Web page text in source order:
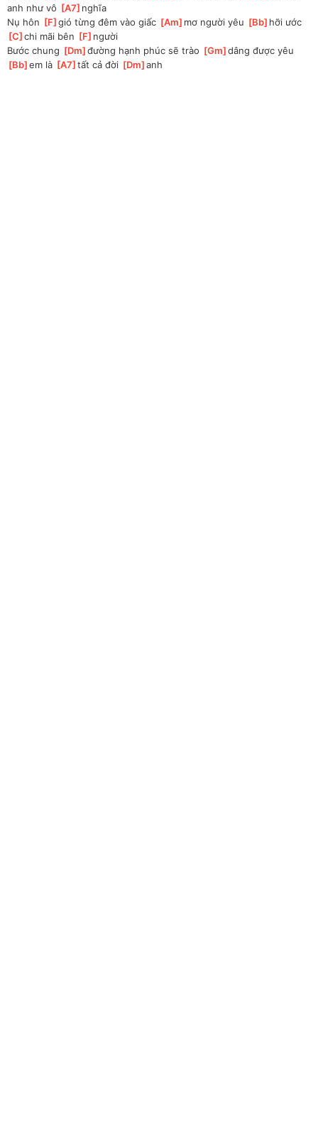
anh như vô [A7 ]nghĩa
Nụ hôn [F ]
gió từng đêm vào giấc [Am ]mơ người yêu [Bb ]hỡi ước
C ]
chi mãi bên [F ]người
Bước chung [Dm ]
đường hạnh phúc sẽ trào [Gm ]
dâng được yêu
Bb ]
em là [A7 ]tất cả đời [Dm ]
anh